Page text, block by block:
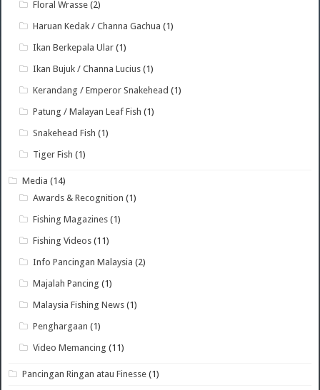
Floral Wrasse (2)
Haruan Kedak / Channa Gachua (1)
Ikan Berkepala Ular (1)
Ikan Bujuk / Channa Lucius (1)
Kerandang / Emperor Snakehead (1)
Patung / Malayan Leaf Fish (1)
Snakehead Fish (1)
Tiger Fish (1)
Media (14)
Awards & Recognition (1)
Fishing Magazines (1)
Fishing Videos (11)
Info Pancingan Malaysia (2)
Majalah Pancing (1)
Malaysia Fishing News (1)
Penghargaan (1)
Video Memancing (11)
Pancingan Ringan atau Finesse (1)